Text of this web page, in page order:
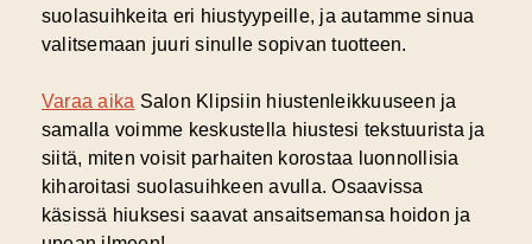
suolasuihkeita eri hiustyypeille, ja autamme sinua
valitsemaan juuri sinulle sopivan tuotteen.
Varaa aika Salon Klipsiin hiustenleikkuuseen ja
samalla voimme keskustella hiustesi tekstuurista ja
siitä, miten voisit parhaiten korostaa luonnollisia
kiharoitasi suolasuihkeen avulla. Osaavissa
käsissä hiuksesi saavat ansaitsemansa hoidon ja